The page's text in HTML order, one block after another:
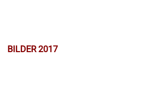
BILDER 2017